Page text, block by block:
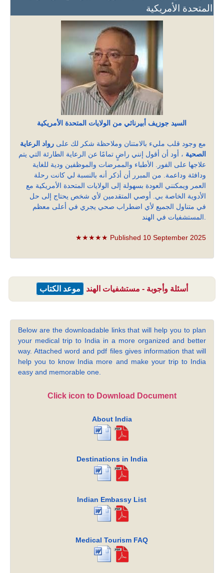
المتحدة الأمريكية
السيد جوزيف أبيرناثي من الولايات المتحدة الأمريكية
مع وجود قلب مليء بالامتنان وملاحظة شكر لك علىرواد الرعاية
الصحية ، أود أن أقول إنني راضٍ تمامًا عن الرعاية الطارئة التي يتم
علاجها على الفور. الأطباء والممرضات والموظفين ودية للغاية
ودافئة وداعمة. من المبرر أن أذكر أنه بالنسبة لي كانت رحلة
العمر ويمكنني العودة بسهولة إلى الولايات المتحدة الأمريكية مع
الأدوية الخاصة بي. أوصي المتقدمين لأي شخص يحتاج إلى حل
في متناول الجميع لأي اضطراب صحي يجري في أعلى معظم
★★★★★ Published 10 September 2025
أسئلة وأجوبة - مستشفيات الهند موعد الكتاب
Below are the downloadable links that will help you to plan
your medical trip to India in a more organized and better
way. Attached word and pdf files gives information that will
help you to know India more and make your trip to India
easy and memorable one.
Click icon to Download Document
About India
Destinations in India
Indian Embassy List
Medical Tourism FAQ